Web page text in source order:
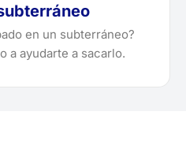
en un subterráneo?
a ayudarte a sacarlo.